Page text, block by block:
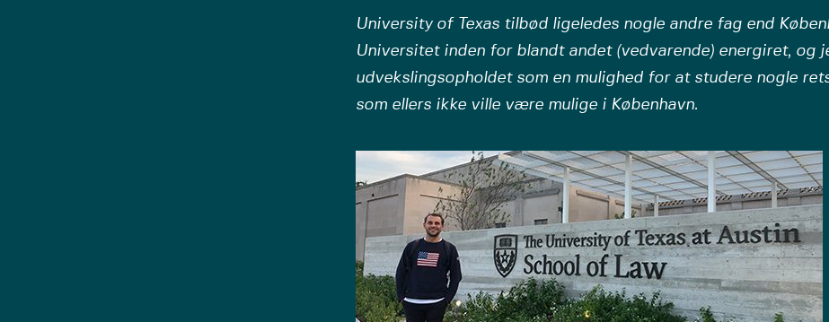
University of Texas tilbød ligeledes nogle andre fag end
Universitet inden for blandt andet (vedvarende) energiret, og
udvekslingsopholdet som en mulighed for at studere nogle
som ellers ikke ville være mulige i København.